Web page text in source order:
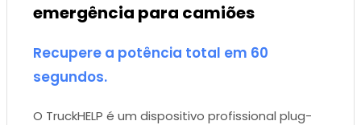
emergência para camiões
Recupere a potência total em 60
segundos.
O TruckHELP é um dispositivo profissional plug-